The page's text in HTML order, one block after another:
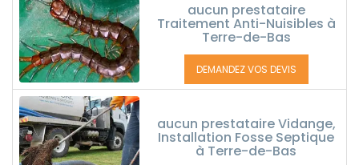
aucun prestataire
Traitement Anti-Nuisibles à
Terre-de-Bas
DEMANDEZ VOS DEVIS
aucun prestataire Vidange,
Installation Fosse Septique
à Terre-de-Bas